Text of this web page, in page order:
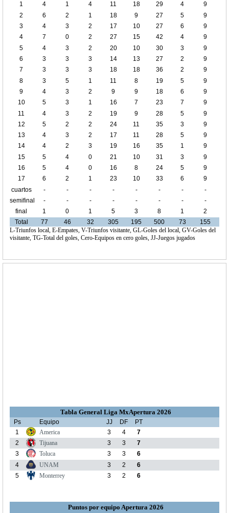
1
4 1 4 11 18 29 4
9
2
6 2 1 18 9 27 5
9
3
4 3 2 17 10 27 6
9
4
7 0 2 27 15 42 4
9
5
4 3 2 20 10 30 3
9
6
3 3 3 14 13 27 2
9
7
3 3 3 18 18 36 2
9
8
3 5 1 11 8 19 5
9
9
4 3 2 9 9 18 6
9
10
5 3 1 16 7 23 7
9
11
4 3 2 19 9 28 5
9
12
5 2 2 24 11 35 3
9
13
4 3 2 17 11 28 5
9
14
4 2 3 19 16 35 1
9
15
5 4 0 21 10 31 3
9
16
5 4 0 16 8 24 5
9
17
6 2 1 23 10 33 6
9
cuartos
de final
- - - - - - -
-
semifinal
- - - - - - -
-
final
1 0 1 5 3 8 1
2
Total
77 46 32 305 195 500 73
155
L-Triunfos local, E-Empates, V-Triunfos visitante, GL-Goles del local, GV-Goles del
visitante, TG-Total del goles, Cero-Equipos en cero goles, JJ-Juegos jugados
Tabla General Liga MxApertura 2026
Ps Equipo JJ DF
PT
1
America 3 4
7
2
Tijuana 3 3
7
3
Toluca 3 3
6
4
UNAM 3 2
6
5
Monterrey 3 2 6
Puntos por equipo Apertura 2026